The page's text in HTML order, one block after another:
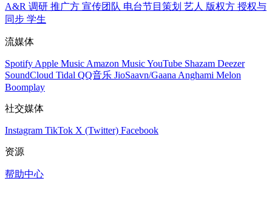
A&R 调研 推广方 宣传团队 电台节目策划 艺人 版权方 授权与
同步 学生
流媒体
Spotify Apple Music Amazon MusicYouTube Shazam Deezer
SoundCloud Tidal QQ音乐 JioSaavn/Gaana Anghami Melon
Boomplay
社交媒体
Instagram TikTok X (Twitter) Facebook
资源
帮助中心